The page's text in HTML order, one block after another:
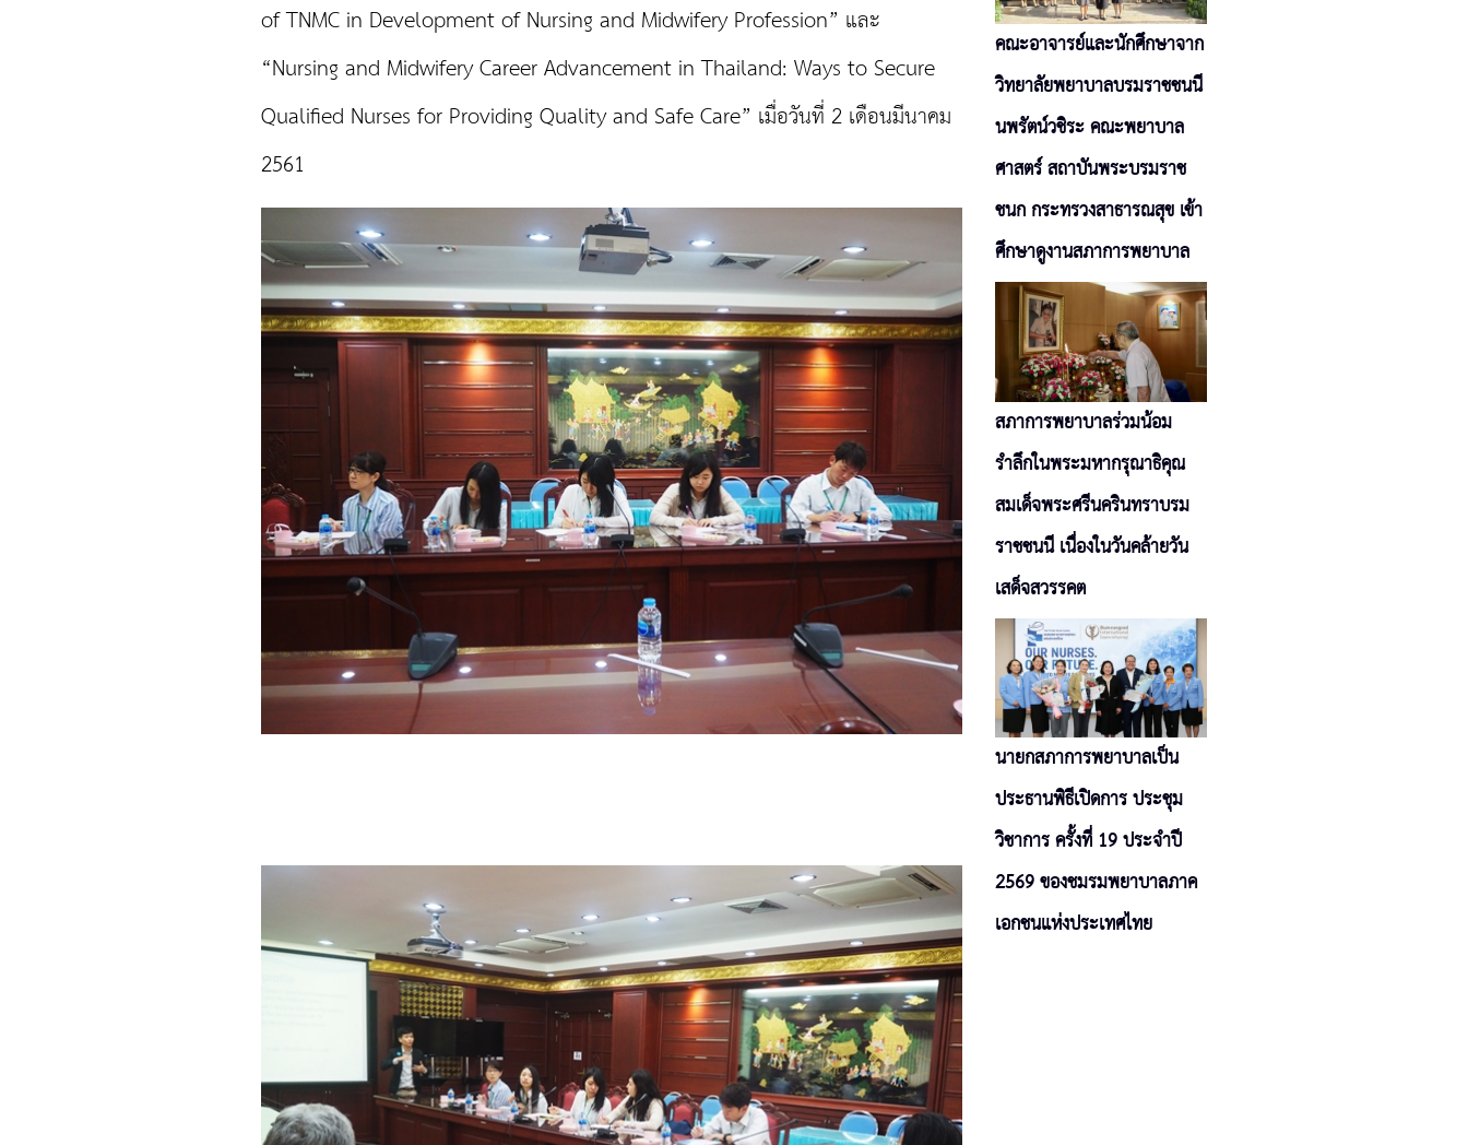
of TNMC in Development of Nursing and Midwifery Profession” และ
“Nursing and Midwifery Career Advancement in Thailand: Ways to Secure
Qualified Nurses for Providing Quality and Safe Care” เมื่อวันที่ 2 เดือนมีนาคม
2561
คณะอาจารย์และนักศึกษาจาก
วิทยาลัยพยาบาลบรมราชชนนี
นพรัตน์วชิระ คณะพยาบาล
ศาสตร์ สถาบันพระบรมราช
ชนก กระทรวงสาธารณสุข เข้า
ศึกษาดูงานสภาการพยาบาล
สภาการพยาบาลร่วมน้อม
รำลึกในพระมหากรุณาธิคุณ
สมเด็จพระศรีนครินทราบรม
ราชชนนี เนื่องในวันคล้ายวัน
เสด็จสวรรคต
นายกสภาการพยาบาลเป็น
ประธานพิธีเปิดการ ประชุม
วิชาการ ครั้งที่ 19 ประจำปี
2569 ของชมรมพยาบาลภาค
เอกชนแห่งประเทศไทย